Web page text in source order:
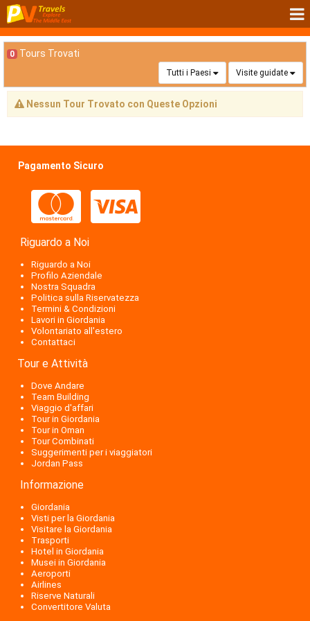
0 Tours Trovati
Tutti i Paesi Visite guidate
Nessun Tour Trovato con Queste Opzioni
Pagamento Sicuro
Riguardo a Noi
Riguardo a Noi
Profilo Aziendale
Nostra Squadra
Politica sulla Riservatezza
Termini & Condizioni
Lavori in Giordania
Volontariato all'estero
Contattaci
Tour e Attività
Dove Andare
Team Building
Viaggio d'affari
Tour in Giordania
Tour in Oman
Tour Combinati
Suggerimenti per i viaggiatori
Jordan Pass
Informazione
Giordania
Visti per la Giordania
Visitare la Giordania
Trasporti
Hotel in Giordania
Musei in Giordania
Aeroporti
Airlines
Riserve Naturali
Convertitore Valuta